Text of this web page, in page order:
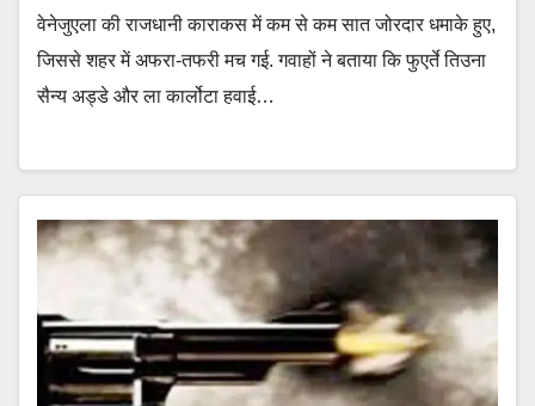
वेनेजुएला की राजधानी काराकस में कम से कम सात जोरदार धमाके हुए,
जिससे शहर में अफरा-तफरी मच गई. गवाहों ने बताया कि फुएर्ते तिउना
सैन्य अड्डे और ला कार्लोटा हवाई…